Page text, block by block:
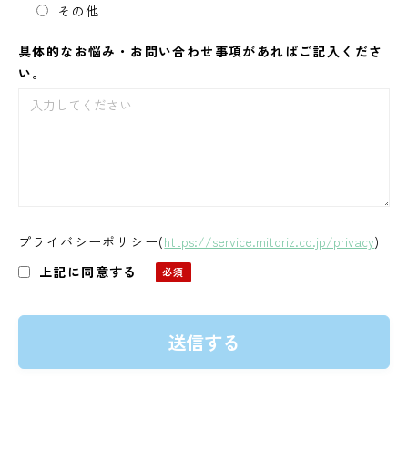
その他
具体的なお悩み・お問い合わせ事項があればご記入くださ
い。
プライバシーポリシー(https://service.mitoriz.co.jp/privacy)
上記に同意する